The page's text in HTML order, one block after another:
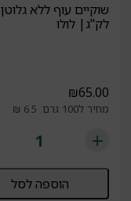
שוקיים עוף ללא גלוטן
לק"ג| לולו
₪65.00
מחיר ל100 גרם: 6.5 ₪
הוספה לסל